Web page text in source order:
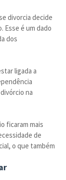
divorcia decide
Esse é um dado
dos
ligada a
na
ficaram mais
de
o que também